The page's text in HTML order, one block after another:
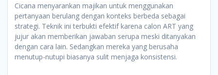
Cicana menyarankan majikan untuk menggunakan
pertanyaan berulang dengan konteks berbeda sebagai
strategi. Teknik ini terbukti efektif karena calon ART yang
jujur akan memberikan jawaban serupa meski ditanyakan
dengan cara lain. Sedangkan mereka yang berusaha
menutup-nutupi biasanya sulit menjaga konsistensi.